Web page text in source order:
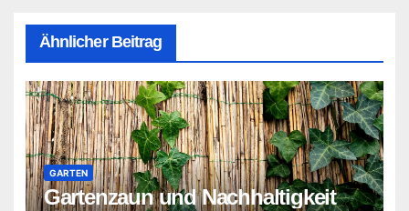
Ähnlicher Beitrag
GARTEN
Gartenzaun und Nachhaltigkeit